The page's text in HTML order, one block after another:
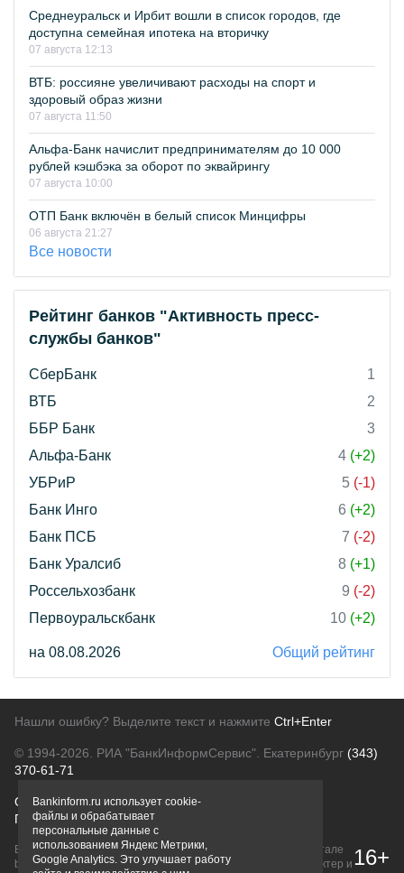
Среднеуральск и Ирбит вошли в список городов, где
доступна семейная ипотека на вторичку
07 августа 12:13
ВТБ: россияне увеличивают расходы на спорт и
здоровый образ жизни
07 августа 11:50
Альфа-Банк начислит предпринимателям до 10 000
рублей кэшбэка за оборот по эквайрингу
07 августа 10:00
ОТП Банк включён в белый список Минцифры
06 августа 21:27
Все новости
Рейтинг банков "Активность пресс-
службы банков"
СберБанк
1
ВТБ
2
ББР Банк
3
Альфа-Банк
4 (+2)
УБРиР
5 (-1)
Банк Инго
6 (+2)
Банк ПСБ
7 (-2)
Банк Уралсиб
8 (+1)
Россельхозбанк
9 (-2)
Первоуральскбанк
10 (+2)
на 08.08.2026 Общий рейтинг
Нашли ошибку? Выделите текст и нажмите Ctrl+Enter
© 1994-2026. РИА "БанкИнформСервис". Екатеринбург (343)
370-61-71
О проектеПолитика конфиденциальности
Правовая информацияДля рекламодателей
Вся информация о продуктах банков, размещенная на портале
bankinform.ru, носит исключительно ознакомительный характер и 16+
Bankinform.ru использует cookie-
файлы и обрабатывает
персональные данные с
использованием Яндекс Метрики,
Google Analytics. Это улучшает работу